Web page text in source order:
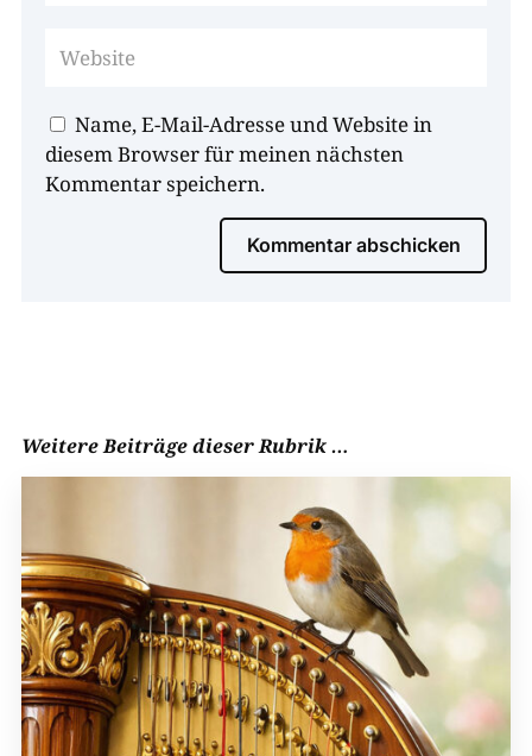
Name, E-Mail-Adresse und Website in
diesem Browser für meinen nächsten
Kommentar speichern.
Kommentar abschicken
Weitere Beiträge dieser Rubrik …